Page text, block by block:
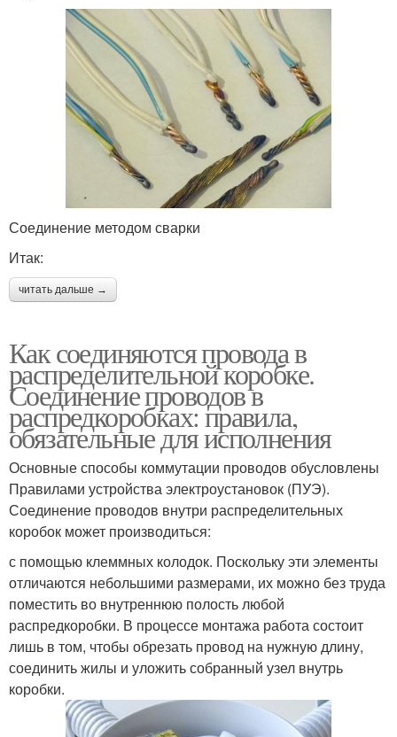
Соединение методом сварки
Итак:
читать дальше →
Как соединяются провода в
распределительной коробке.
Соединение проводов в
распредкоробках: правила,
обязательные для исполнения
Основные способы коммутации проводов обусловлены
Правилами устройства электроустановок (ПУЭ).
Соединение проводов внутри распределительных
коробок может производиться:
с помощью клеммных колодок. Поскольку эти элементы
отличаются небольшими размерами, их можно без труда
поместить во внутреннюю полость любой
распредкоробки. В процессе монтажа работа состоит
лишь в том, чтобы обрезать провод на нужную длину,
соединить жилы и уложить собранный узел внутрь
коробки.